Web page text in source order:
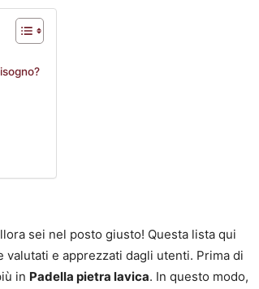
sei nel posto giusto! Questa lista qui
valutati e apprezzati dagli utenti. Prima di
in Padella pietra lavica. In questo modo,